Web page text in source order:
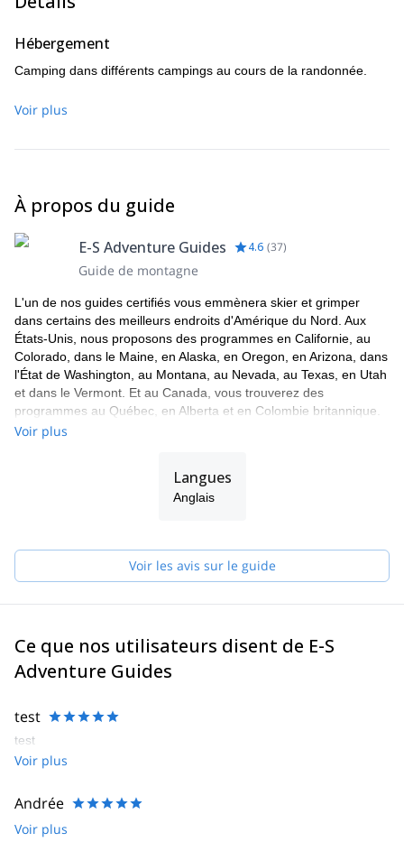
Hébergement
Camping dans différents campings au cours de la randonnée.
Voir plus
À propos du guide
E-S Adventure Guides 4.6 (37)
Guide de montagne
L'un de nos guides certifiés vous emmènera skier et grimper
dans certains des meilleurs endroits d'Amérique du Nord. Aux
États-Unis, nous proposons des programmes en Californie, au
Colorado, dans le Maine, en Alaska, en Oregon, en Arizona, dans
l'État de Washington, au Montana, au Nevada, au Texas, en Utah
et dans le Vermont. Et au Canada, vous trouverez des
programmes au Québec, en Alberta et en Colombie britannique.
Voir plus
Langues
Anglais
Voir les avis sur le guide
Ce que nos utilisateurs disent de E-S
Adventure Guides
test
test
Voir plus
Andrée
Voir plus